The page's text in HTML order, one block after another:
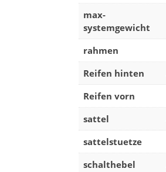
max-
systemgewicht
rahmen
Reifen hinten
Reifen vorn
sattel
sattelstuetze
schalthebel